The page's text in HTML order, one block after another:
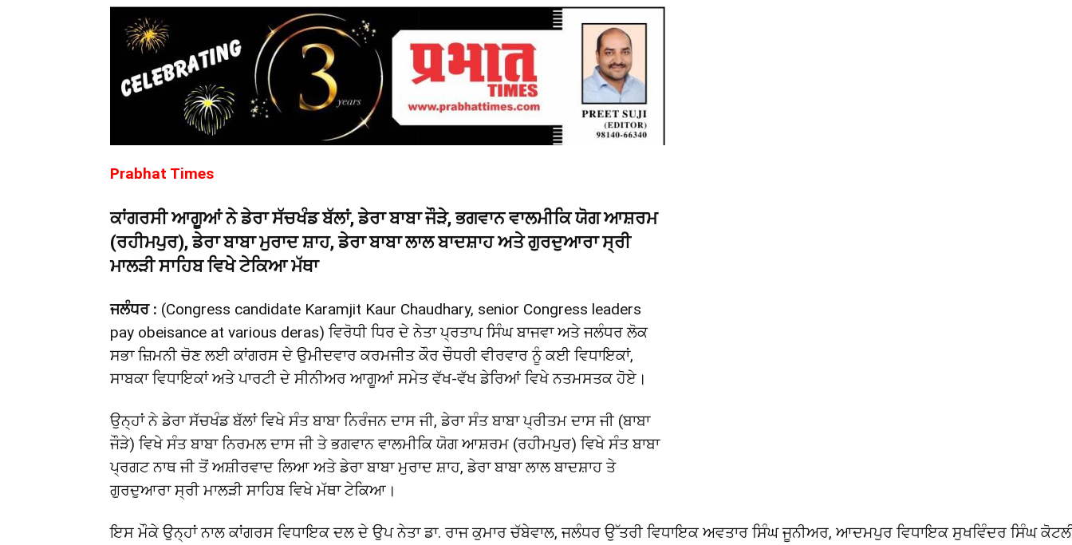
Prabhat Times
ਕਾਂਗਰਸੀ ਆਗੂਆਂ ਨੇ ਡੇਰਾ ਸੱਚਖੰਡ ਬੱਲਾਂ, ਡੇਰਾ ਬਾਬਾ ਜੌੜੇ, ਭਗਵਾਨ ਵਾਲਮੀਕਿ ਯੋਗ ਆਸ਼ਰਮ
(ਰਹੀਮਪੁਰ), ਡੇਰਾ ਬਾਬਾ ਮੁਰਾਦ ਸ਼ਾਹ, ਡੇਰਾ ਬਾਬਾ ਲਾਲ ਬਾਦਸ਼ਾਹ ਅਤੇ ਗੁਰਦੁਆਰਾ ਸ੍ਰੀ
ਮਾਲੜੀ ਸਾਹਿਬ ਵਿਖੇ ਟੇਕਿਆ ਮੱਥਾ
ਜਲੰਧਰ : (Congress candidate Karamjit Kaur Chaudhary, senior Congress leaders
pay obeisance at various deras) ਵਿਰੋਧੀ ਧਿਰ ਦੇ ਨੇਤਾ ਪ੍ਰਤਾਪ ਸਿੰਘ ਬਾਜਵਾ ਅਤੇ ਜਲੰਧਰ ਲੋਕ
ਸਭਾ ਜ਼ਿਮਨੀ ਚੋਣ ਲਈ ਕਾਂਗਰਸ ਦੇ ਉਮੀਦਵਾਰ ਕਰਮਜੀਤ ਕੌਰ ਚੌਧਰੀ ਵੀਰਵਾਰ ਨੂੰ ਕਈ ਵਿਧਾਇਕਾਂ,
ਸਾਬਕਾ ਵਿਧਾਇਕਾਂ ਅਤੇ ਪਾਰਟੀ ਦੇ ਸੀਨੀਅਰ ਆਗੂਆਂ ਸਮੇਤ ਵੱਖ-ਵੱਖ ਡੇਰਿਆਂ ਵਿਖੇ ਨਤਮਸਤਕ ਹੋਏ।
ਉਨ੍ਹਾਂ ਨੇ ਡੇਰਾ ਸੱਚਖੰਡ ਬੱਲਾਂ ਵਿਖੇ ਸੰਤ ਬਾਬਾ ਨਿਰੰਜਨ ਦਾਸ ਜੀ, ਡੇਰਾ ਸੰਤ ਬਾਬਾ ਪ੍ਰੀਤਮ ਦਾਸ ਜੀ (ਬਾਬਾ
ਜੌੜੇ) ਵਿਖੇ ਸੰਤ ਬਾਬਾ ਨਿਰਮਲ ਦਾਸ ਜੀ ਤੇ ਭਗਵਾਨ ਵਾਲਮੀਕਿ ਯੋਗ ਆਸ਼ਰਮ (ਰਹੀਮਪੁਰ) ਵਿਖੇ ਸੰਤ ਬਾਬਾ
ਪ੍ਰਗਟ ਨਾਥ ਜੀ ਤੋਂ ਅਸ਼ੀਰਵਾਦ ਲਿਆ ਅਤੇ ਡੇਰਾ ਬਾਬਾ ਮੁਰਾਦ ਸ਼ਾਹ, ਡੇਰਾ ਬਾਬਾ ਲਾਲ ਬਾਦਸ਼ਾਹ ਤੇ
ਗੁਰਦੁਆਰਾ ਸ੍ਰੀ ਮਾਲੜੀ ਸਾਹਿਬ ਵਿਖੇ ਮੱਥਾ ਟੇਕਿਆ।
ਇਸ ਮੌਕੇ ਉਨ੍ਹਾਂ ਨਾਲ ਕਾਂਗਰਸ ਵਿਧਾਇਕ ਦਲ ਦੇ ਉਪ ਨੇਤਾ ਡਾ. ਰਾਜ ਕੁਮਾਰ ਚੱਬੇਵਾਲ, ਜਲੰਧਰ ਉੱਤਰੀ ਵਿਧਾਇਕ ਅਵਤਾਰ ਸਿੰਘ ਜੂਨੀਅਰ, ਆਦਮਪੁਰ ਵਿਧਾਇਕ ਸੁਖਵਿੰਦਰ ਸਿੰਘ